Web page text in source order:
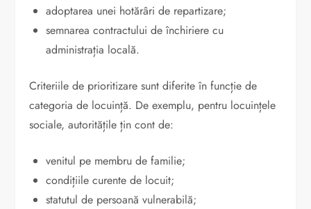
adoptarea unei hotărâri de repartizare;
semnarea contractului de închiriere cu
administrația locală.
Criteriile de prioritizare sunt diferite în funcție de
categoria de locuință. De exemplu, pentru locuințele
sociale, autoritățile țin cont de:
venitul pe membru de familie;
condițiile curente de locuit;
statutul de persoană vulnerabilă;